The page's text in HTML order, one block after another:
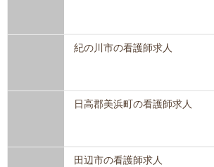
紀の川市の看護師求人
日高郡美浜町の看護師求人
田辺市の看護師求人